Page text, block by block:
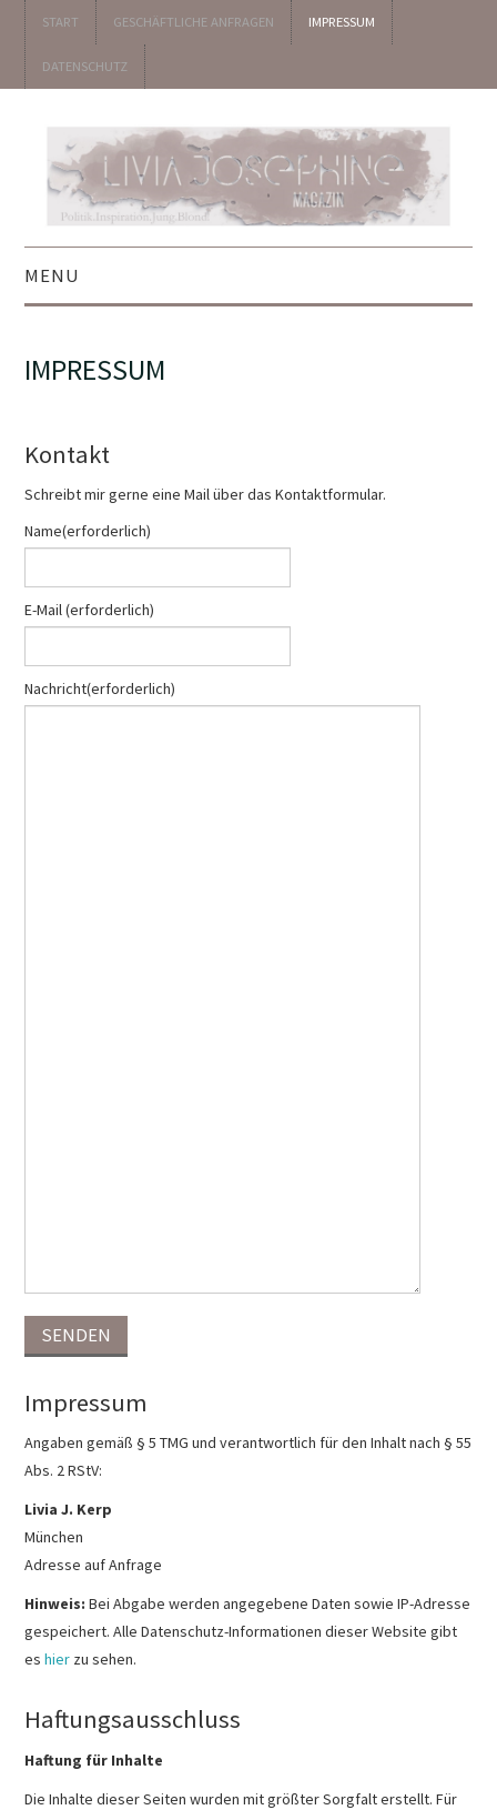
START GESCHÄFTLICHE ANFRAGEN IMPRESSUM
DATENSCHUTZ
MENU
▼ UNTERHALTUNG
▼ KOLUMNEN
PRESSEARCHIV
IMPRESSUM
Kontakt
Schreibt mir gerne eine Mail über das Kontaktformular.
Name(erforderlich)
E-Mail(erforderlich)
Nachricht(erforderlich)
SENDEN
Impressum
Angaben gemäß § 5 TMG und verantwortlich für den Inhalt nach § 55
Abs. 2 RStV:
Livia J. Kerp
München
Adresse auf Anfrage
Hinweis: Bei Abgabe werden angegebene Daten sowie IP-Adresse
gespeichert. Alle Datenschutz-Informationen dieser Website gibt
eshier zu sehen.
Haftungsausschluss
Haftung für Inhalte
Die Inhalte dieser Seiten wurden mit größter Sorgfalt erstellt. Für